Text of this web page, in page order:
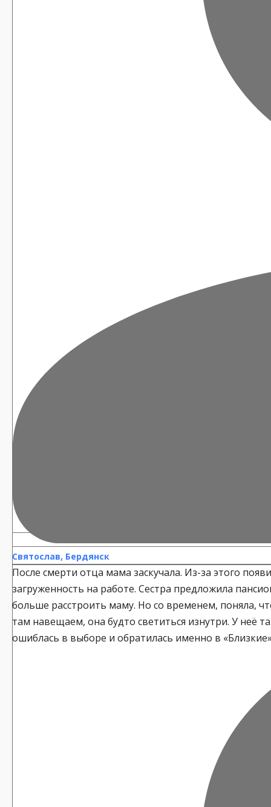
Святослав, Бердянск
После смерти отца мама заскучала. Из-за этого
загруженность на работе. Сестра предложила
больше расстроить маму. Но со временем, поняла,
там навещаем, она будто светиться изнутри. У неё
ошиблась в выборе и обратилась именно в